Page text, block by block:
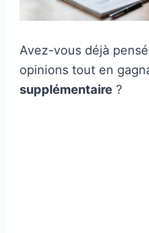
Avez-vous déjà
opinions tout en
supplémentaire ?